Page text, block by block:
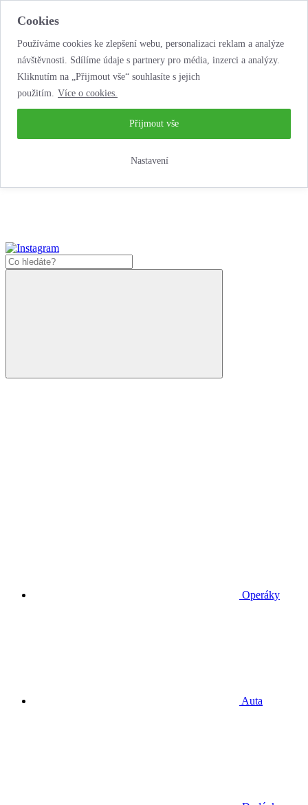
Cookies
Používáme cookies ke zlepšení webu, personalizaci reklam a analýze
návštěvnosti. Sdílíme údaje s partnery pro média, inzerci a analýzy.
Kliknutím na „Přijmout vše“ souhlasíte s jejich
použitím. Více o cookies.
Nastavení
Přijmout vše
...neobyčejná jízda životem!
Operáky
Auta